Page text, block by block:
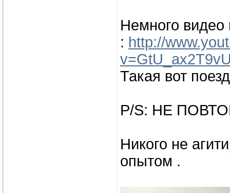
Немного
: http://
Такая вот
P/S: НЕ
Никого не
опытом .